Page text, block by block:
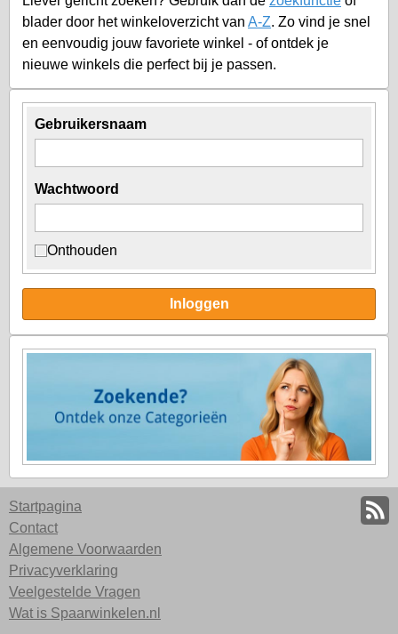
Gebruikersnaam
Wachtwoord
Onthouden
Inloggen
blader door het winkeloverzicht van A-Z. Zo vind je snel
en eenvoudig jouw favoriete winkel - of ontdek je
nieuwe winkels die perfect bij je passen.
Startpagina
Contact
Algemene Voorwaarden
Privacyverklaring
Veelgestelde Vragen
Wat is Spaarwinkelen.nl